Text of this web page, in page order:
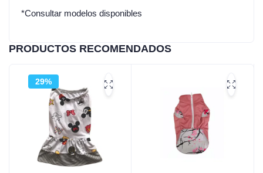
*Consultar modelos disponibles
PRODUCTOS RECOMENDADOS
29%